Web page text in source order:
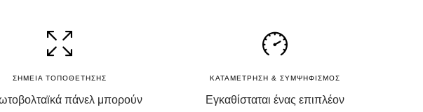
ΣΗΜΕΙΑ ΤΟΠΟΘΕΤΗΣΗΣ
πάνελ μπορούν
ΚΑΤΑΜΕΤΡΗΣΗ & ΣΥΜΨΗΦΙΣΜΟΣ
Εγκαθίσταται ένας επιπλέον